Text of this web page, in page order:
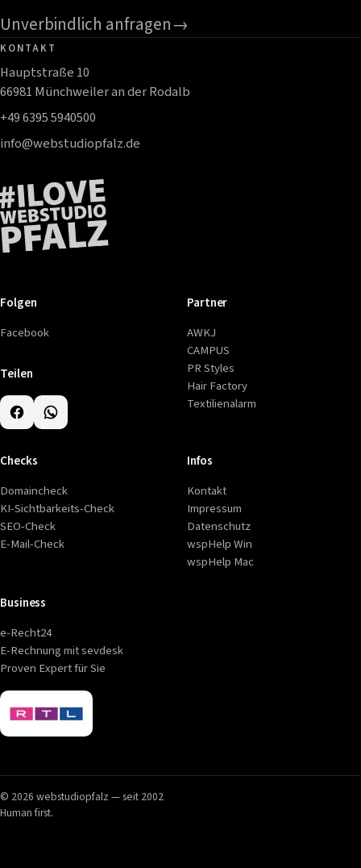
Unverbindlich anfragen→
KONTAKT
Hauptstraße 10
66981 Münchweiler an der Rodalb
+49 6395 5940500
info@webstudiopfalz.de
Folgen
Facebook
Teilen
Partner
AWKJ
CAMPUS
PR Styles
Hair Factory
Textilienalarm
Checks
Domaincheck
KI-Sichtbarkeits-Check
SEO-Check
E-Mail-Check
Infos
Kontakt
Impressum
Datenschutz
wspHelp Win
wspHelp Mac
Business
e-Recht24
E-Rechnung mit sevdesk
Proven Expert für Sie
© 2026 webstudiopfalz — seit 2002
Human first.